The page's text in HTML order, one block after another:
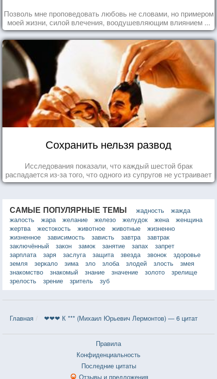
Позволь мне проповедовать любовь не словами, но примером
моей жизни, силой влечения, воодушевляющим влиянием ...
Сохранить нельзя развод
Исследования показали, что каждый шестой брак
распадается из-за того, что одного из супругов не устраивает
та роль, которая выпала ему в семье.
САМЫЕ ПОПУЛЯРНЫЕ ТЕМЫ жадность
жажда
жалость
жара желание железо желудок жена
женщина
жертва
жестокость животное животные
жизненно
жизненное
зависимость зависть завтра
завтрак
заключённый
закон замок занятие запах
запрет
зарплата
заря заслуга защита звезда звонок
здоровье
земля
зеркало зима зло злоба злодей злость
змея
знакомство
знакомый знание значение золото
зрелище
зрелость
зрение зритель зуб
Главная ❤❤❤ К *** (Михаил Юрьевич Лермонтов) — 6 цитат
Правила
Конфиденциальность
Последние цитаты
Отзывы и предложения